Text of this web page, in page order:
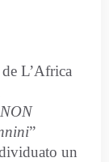
L’Africa
NON
”
un